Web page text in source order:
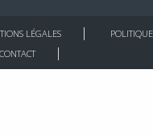
LÉGALES
POLITIQUE
CONTACT